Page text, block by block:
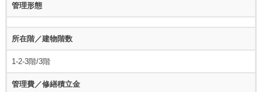
管理形態
所在階／建物階数
1-2-3階/3階
管理費／修繕積立金